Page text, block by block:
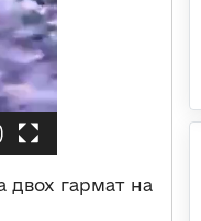
двох гармат на